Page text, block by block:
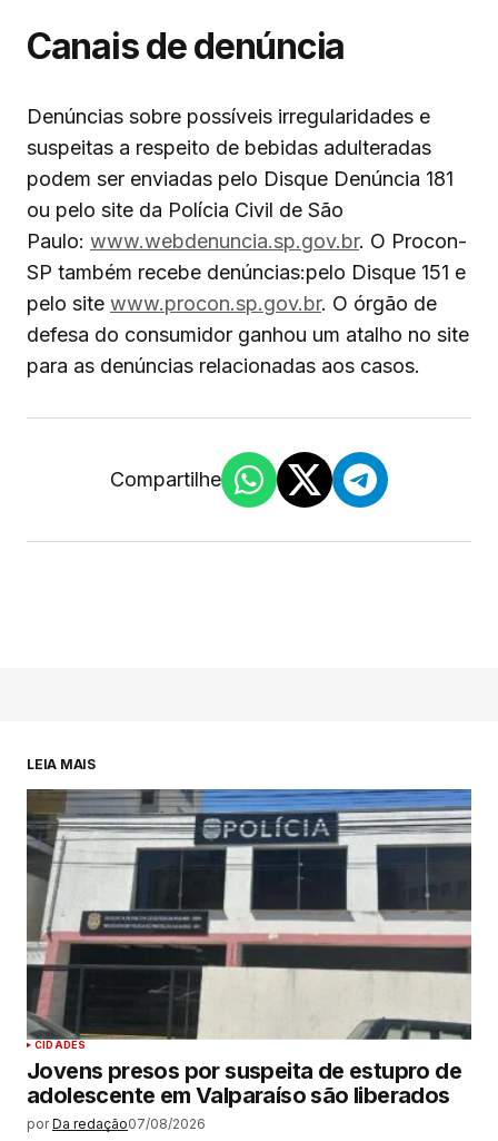
Canais de denúncia
Denúncias sobre possíveis irregularidades e
suspeitas a respeito de bebidas adulteradas
podem ser enviadas pelo Disque Denúncia 181
ou pelo site da Polícia Civil de São
Paulo: www.webdenuncia.sp.gov.br. O Procon-
SP também recebe denúncias:pelo Disque 151 e
pelo site www.procon.sp.gov.br. O órgão de
defesa do consumidor ganhou um atalho no site
para as denúncias relacionadas aos casos.
Compartilhe
LEIA MAIS
CIDADES
Jovens presos por suspeita de estupro de
adolescente em Valparaíso são liberados
por Da redação07/08/2026